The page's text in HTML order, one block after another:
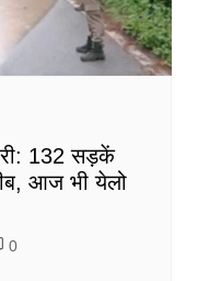
132 सड़कें
आज भी येलो
0